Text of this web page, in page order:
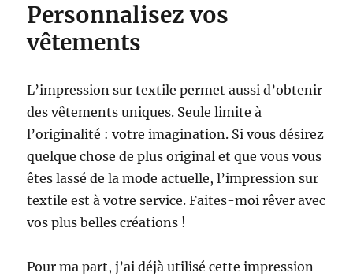
Personnalisez vos
vêtements
L’impression sur textile permet aussi d’obtenir
des vêtements uniques. Seule limite à
l’originalité : votre imagination. Si vous désirez
quelque chose de plus original et que vous vous
êtes lassé de la mode actuelle, l’impression sur
textile est à votre service. Faites-moi rêver avec
vos plus belles créations !
Pour ma part, j’ai déjà utilisé cette impression